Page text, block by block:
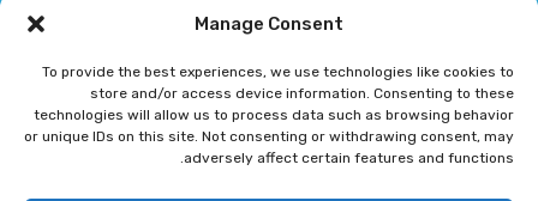
Manage Consent
To provide the best experiences, we use technologies like cookies to
store and/or access device information. Consenting to these
technologies will allow us to process data such as browsing behavior
or unique IDs on this site. Not consenting or withdrawing consent, may
adversely affect certain features and functions.